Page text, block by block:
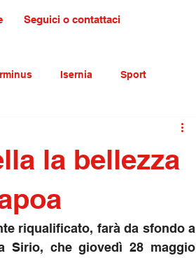
Seguici o contattaci
Isernia Sport
la bellezza
Sirio, che giovedì 28 maggio